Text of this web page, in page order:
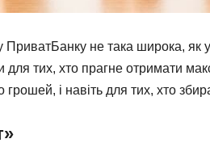
ПриватБанку не така широка, як
для тих, хто прагне отримати
і навіть для тих, хто